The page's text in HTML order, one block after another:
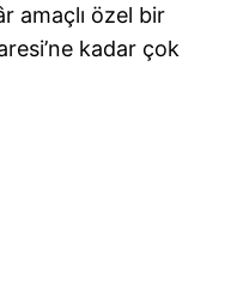
amaçlı özel bir
kadar çok